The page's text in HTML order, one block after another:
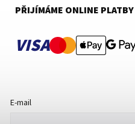
PŘIJÍMÁME ONLINE PLATBY
VISA
E-mail